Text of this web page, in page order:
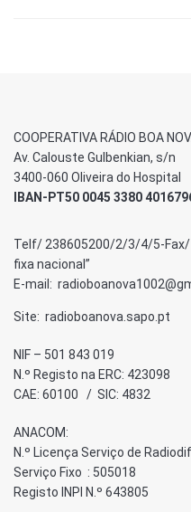
COOPERATIVA RÁDIO BOA
Av. Calouste Gulbenkian, s/n
3400-060 Oliveira do Hospital
IBAN-PT50 0045 3380
Telf/ 238605200/2/3/4/5-Fax/
fixa nacional”
E-mail:
Site: radioboanova.sapo.pt
NIF – 501 843 019
N.º Registo na ERC: 423098
CAE: 60100 / SIC: 4832
ANACOM:
N.º Licença Serviço de
Serviço Fixo : 505018
Registo INPI N.º 643805